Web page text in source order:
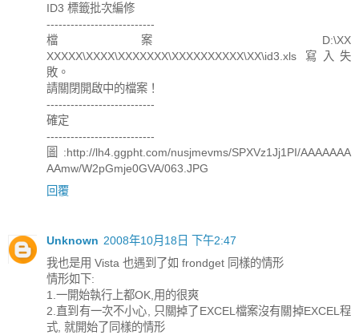
ID3 標籤批次編修
---------------------------
檔案 D:\XX
XXXXX\XXXX\XXXXXXX\XXXXXXXXXX\XX\id3.xls 寫入失
敗。
請關閉開啟中的檔案！
---------------------------
確定
---------------------------
圖:http://lh4.ggpht.com/nusjmevms/SPXVz1Jj1PI/AAAAAAA
AAmw/W2pGmje0GVA/063.JPG
回覆
Unknown 2008年10月18日 下午2:47
我也是用 Vista 也遇到了如 frondget 同樣的情形
情形如下:
1.一開始執行上都OK,用的很爽
2.直到有一次不小心, 只關掉了EXCEL檔案沒有關掉EXCEL程
式, 就開始了同樣的情形